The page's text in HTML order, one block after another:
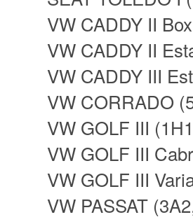
VW CADDY II
VW CADDY II
VW CADDY III
VW CORRADO
VW GOLF III
VW GOLF III
VW GOLF III
VW PASSAT